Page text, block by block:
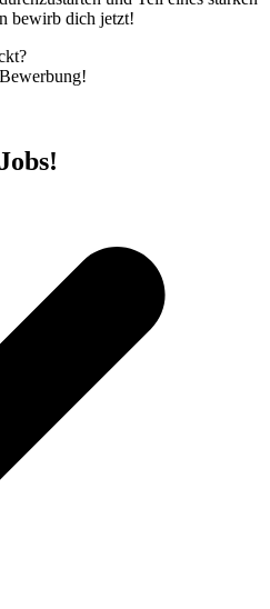
bewirb dich jetzt!